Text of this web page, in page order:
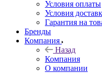
Условия оплаты
Условия
Гарантия на
Бренды
Компания
Назад
Компания
О компании